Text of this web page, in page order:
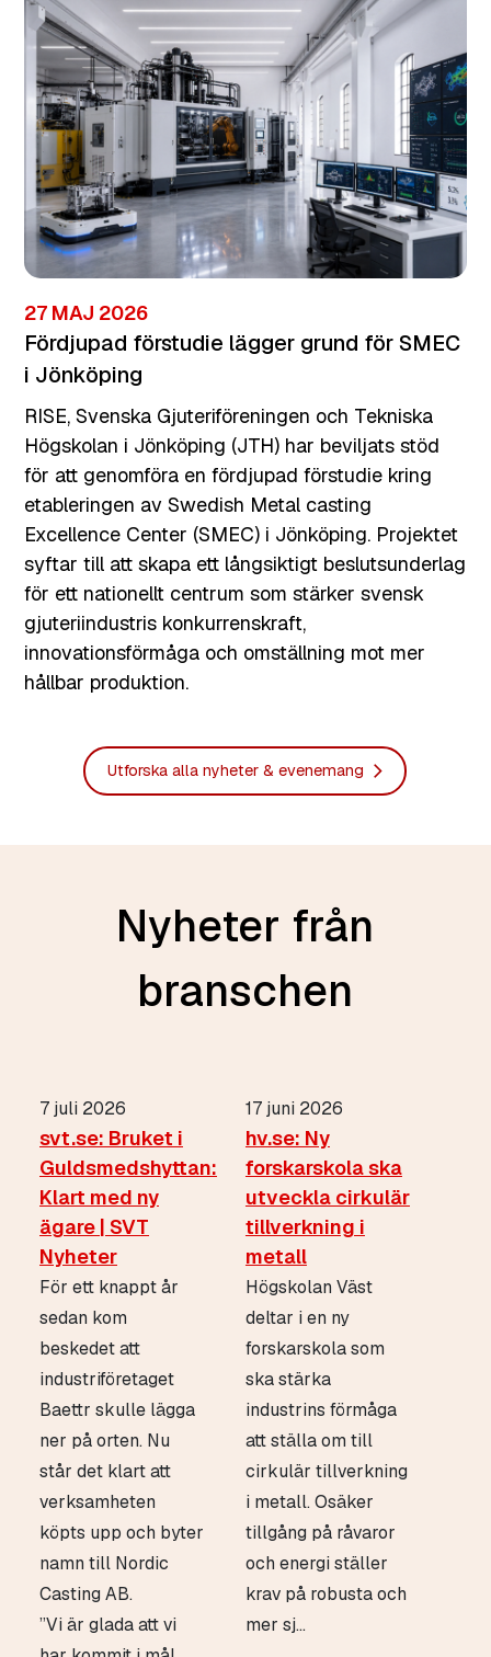
27 MAJ 2026
Fördjupad förstudie lägger grund för SMEC
i Jönköping
RISE, Svenska Gjuteriföreningen och Tekniska
Högskolan i Jönköping (JTH) har beviljats stöd
för att genomföra en fördjupad förstudie kring
etableringen av Swedish Metal casting
Excellence Center (SMEC) i Jönköping. Projektet
syftar till att skapa ett långsiktigt beslutsunderlag
för ett nationellt centrum som stärker svensk
gjuteriindustris konkurrenskraft,
innovationsförmåga och omställning mot mer
hållbar produktion.
Utforska alla nyheter & evenemang
Nyheter från
branschen
7 juli 2026
svt.se: Bruket i
Guldsmedshyttan:
Klart med ny
ägare | SVT
Nyheter
För ett knappt år
sedan kom
beskedet att
industriföretaget
Baettr skulle lägga
ner på orten. Nu
står det klart att
verksamheten
köpts upp och byter
namn till Nordic
Casting AB.
”Vi är glada att vi
17 juni 2026
hv.se: Ny
forskarskola ska
utveckla cirkulär
tillverkning i
metall
Högskolan Väst
deltar i en ny
forskarskola som
ska stärka
industrins förmåga
att ställa om till
cirkulär tillverkning
i metall. Osäker
tillgång på råvaror
och energi ställer
krav på robusta och
mer sj...